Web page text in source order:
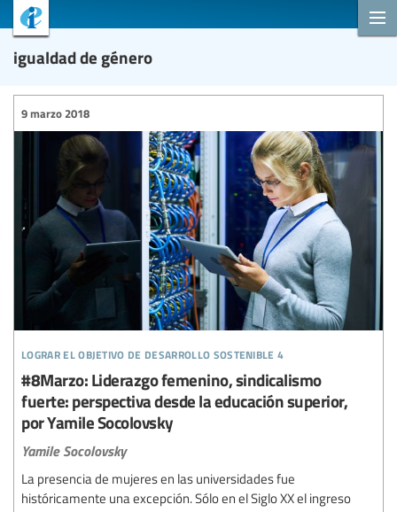
igualdad de género
lograr el objetivo de desarrollo sostenible 4
9 marzo 2018
#8Marzo: Liderazgo femenino, sindicalismo
fuerte: perspectiva desde la educación superior,
por Yamile Socolovsky
Yamile Socolovsky
La presencia de mujeres en las universidades fue
históricamente una excepción. Sólo en el Siglo XX el ingreso